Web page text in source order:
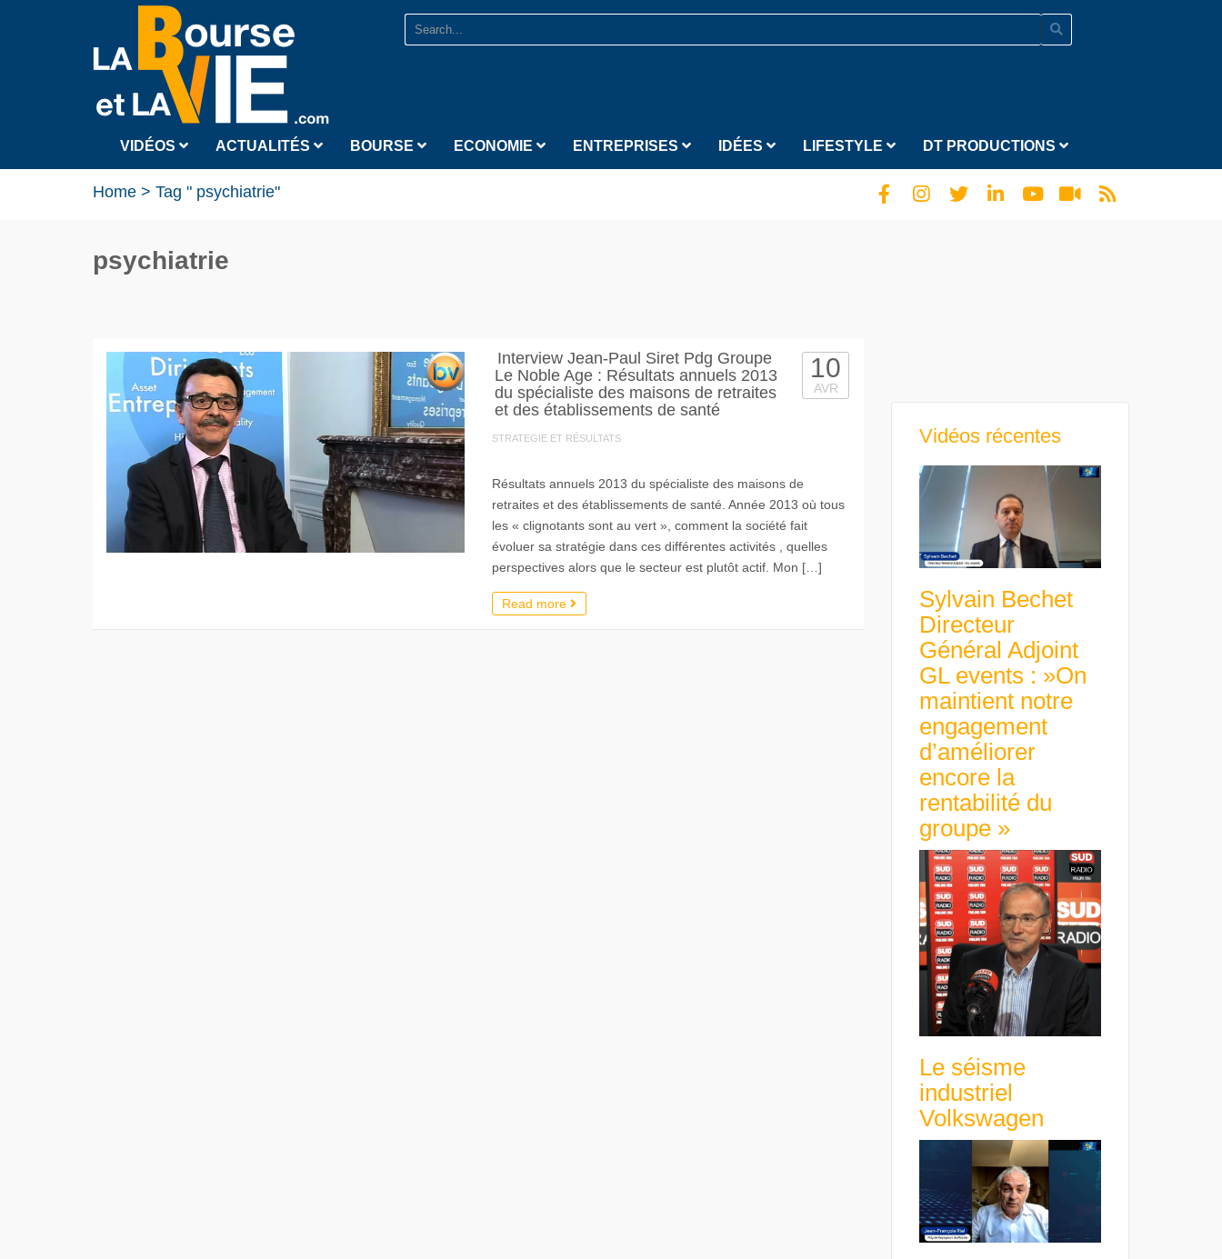
VIDÉOS ACTUALITÉS BOURSE ECONOMIE ENTREPRISES IDÉES LIFESTYLE DT PRODUCTIONS
Home > Tag " psychiatrie"
psychiatrie
Interview Jean-Paul Siret Pdg Groupe
Le Noble Age : Résultats annuels 2013
du spécialiste des maisons de retraites
et des établissements de santé
STRATEGIE ET RÉSULTATS
10
AVR
Résultats annuels 2013 du spécialiste des maisons de
retraites et des établissements de santé. Année 2013 où tous
les « clignotants sont au vert », comment la société fait
évoluer sa stratégie dans ces différentes activités , quelles
perspectives alors que le secteur est plutôt actif. Mon […]
Read more
Vidéos récentes
Sylvain Bechet
Directeur
Général Adjoint
GL events : »On
maintient notre
engagement
d’améliorer
encore la
rentabilité du
groupe »
Le séisme
industriel
Volkswagen